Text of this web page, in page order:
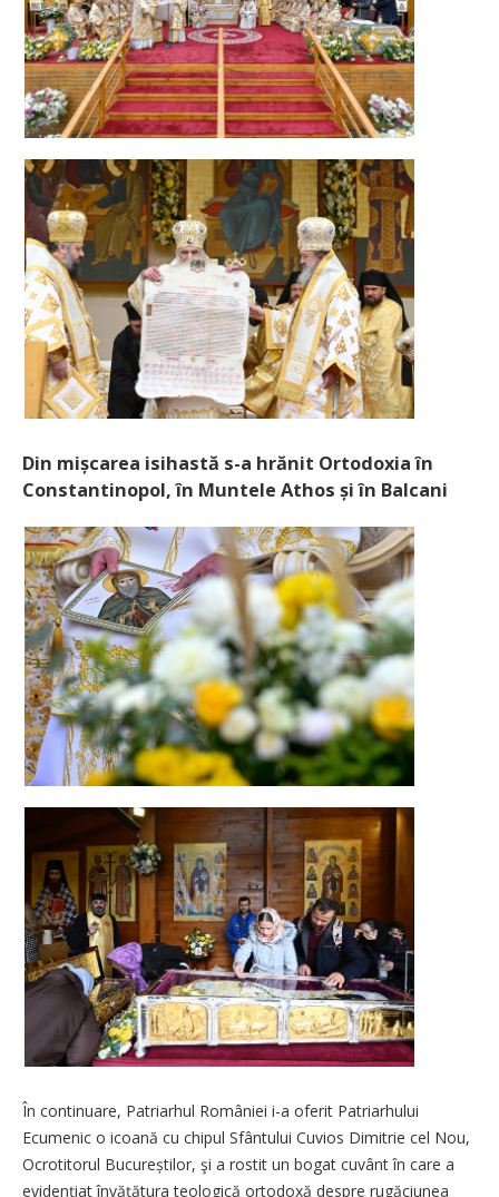
Din mișcarea isihastă s-a hrănit Ortodoxia în
Constantinopol, în Muntele Athos și în Balcani
În continuare, Patriarhul României i-a oferit Patriarhului
Ecumenic o icoană cu chipul Sfântului Cuvios Dimitrie cel Nou,
Ocrotitorul Bu­cureștilor, şi a rostit un bogat cuvânt în care a
eviden­țiat învățătura teologică ortodoxă despre rugăciunea